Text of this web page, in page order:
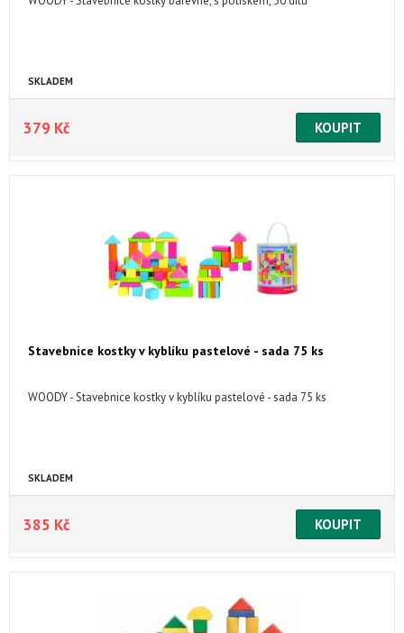
SKLADEM
379 Kč
Stavebnice kostky v kyblíku pastelové - sada 75 ks
WOODY - Stavebnice kostky v kyblíku pastelové - sada 75 ks
SKLADEM
385 Kč